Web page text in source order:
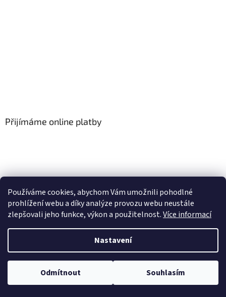
Používáme cookies, abychom Vám umožnili pohodlné
prohlížení webu a díky analýze provozu webu neustále
zlepšovali jeho funkce, výkon a použitelnost.Více informací
Nastavení
Odmítnout Souhlasím
Přijímáme online platby
Vytvořil Shoptet